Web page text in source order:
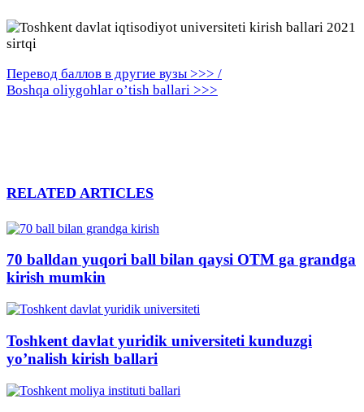
Перевод баллов в другие вузы >>> /
Boshqa oliygohlar o’tish ballari >>>
RELATED ARTICLES
70 balldan yuqori ball bilan qaysi OTM ga grandga
kirish mumkin
Toshkent davlat yuridik universiteti kunduzgi
yo’nalish kirish ballari